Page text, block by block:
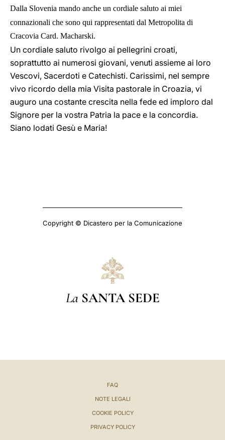
Dalla Slovenia mando anche un cordiale saluto ai miei
connazionali che sono qui rappresentati dal Metropolita di
Cracovia Card. Macharski.
Un cordiale saluto rivolgo ai pellegrini croati,
soprattutto ai numerosi giovani, venuti assieme ai loro
Vescovi, Sacerdoti e Catechisti. Carissimi, nel sempre
vivo ricordo della mia Visita pastorale in Croazia, vi
auguro una costante crescita nella fede ed imploro dal
Signore per la vostra Patria la pace e la concordia.
Siano lodati Gesù e Maria!
Copyright © Dicastero per la Comunicazione
La SANTA SEDE
FAQ
NOTE LEGALI
COOKIE POLICY
PRIVACY POLICY